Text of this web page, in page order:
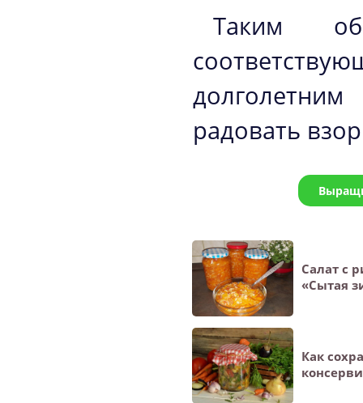
Таким
радовать
Салат с
«Сытая
Как